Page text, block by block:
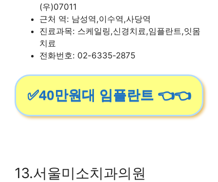
(우)07011
근처 역: 남성역,이수역,사당역
진료과목: 스케일링,신경치료,임플란트,잇몸
치료
전화번호: 02-6335-2875
✅40만원대 임플란트 👈👈
13.서울미소치과의원